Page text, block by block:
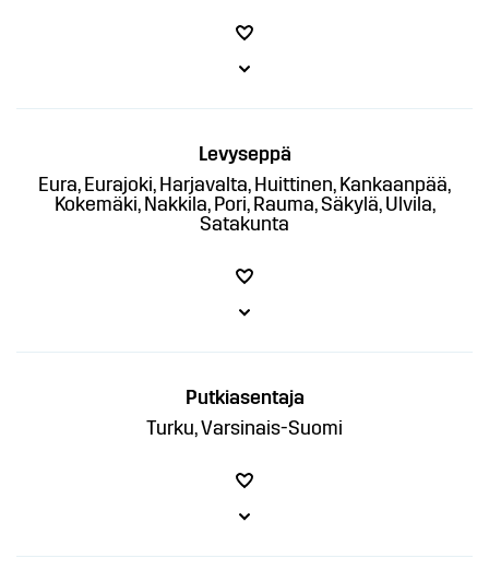
Levyseppä
Eura, Eurajoki, Harjavalta, Huittinen, Kankaanpää,
Kokemäki, Nakkila, Pori, Rauma, Säkylä, Ulvila,
Satakunta
Putkiasentaja
Turku, Varsinais-Suomi